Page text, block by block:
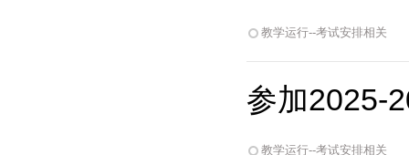
教学运行--考试安排相关
参加2025-
教学运行--考试安排相关